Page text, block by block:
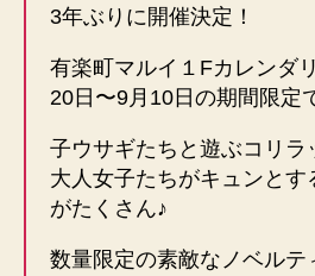
3年ぶりに開催決定！
有楽町マルイ１Fカレンダ
20日〜9月10日の期間限定
子ウサギたちと遊ぶコリラ
大人女子たちがキュンと
がたくさん♪
数量限定の素敵なノベルテ